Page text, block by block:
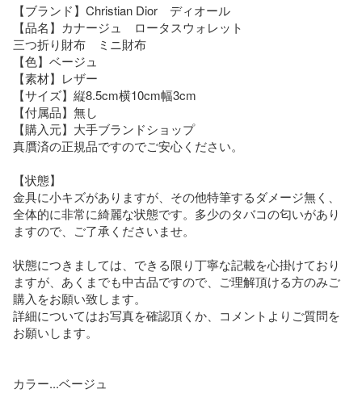
【ブランド】Christian Dior　ディオール
【品名】カナージュ　ロータスウォレット
三つ折り財布　ミニ財布
【色】ベージュ
【素材】レザー
【サイズ】縦8.5cm横10cm幅3cm
【付属品】無し
【購入元】大手ブランドショップ
真贋済の正規品ですのでご安心ください。
【状態】
金具に小キズがありますが、その他特筆するダメージ無く、
全体的に非常に綺麗な状態です。多少のタバコの匂いがあり
ますので、ご了承くださいませ。
状態につきましては、できる限り丁寧な記載を心掛けており
ますが、あくまでも中古品ですので、ご理解頂ける方のみご
購入をお願い致します。
詳細についてはお写真を確認頂くか、コメントよりご質問を
お願いします。
カラー...ベージュ